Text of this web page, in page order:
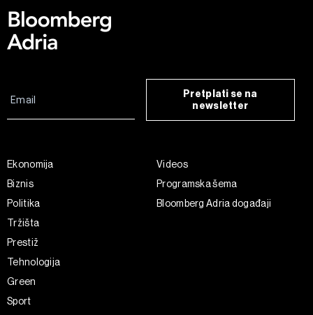
Pretplati se na
newsletter
Ekonomija
Biznis
Politika
Tržišta
Prestiž
Tehnologija
Green
Sport
Videos
Programska šema
Bloomberg Adria događaji